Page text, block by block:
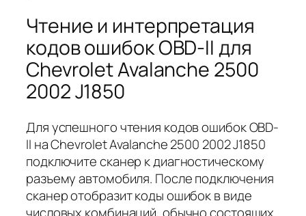
Чтение и интерпретация
кодов ошибок OBD-II для
Chevrolet Avalanche 2500
2002 J1850
Для успешного чтения кодов ошибок OBD-
II на Chevrolet Avalanche 2500 2002 J1850
подключите сканер к диагностическому
разъему автомобиля. После подключения
сканер отобразит коды ошибок в виде
числовых комбинаций, обычно состоящих